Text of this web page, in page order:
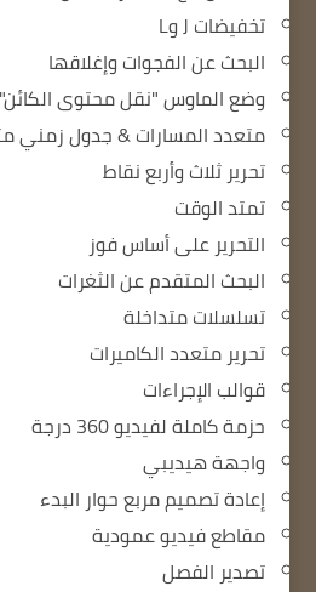
تخفيضات J وL
البحث عن الفجوات وإغلاقها
وضع الماوس "نقل محتوى
متعدد المسارات & جدول زمني
تحرير ثلاث وأربع نقاط
تمتد الوقت
التحرير على أساس فوز
البحث المتقدم عن الثغرات
تسلسلات متداخلة
تحرير متعدد الكاميرات
قوالب الإجراءات
حزمة كاملة لفيديو 360 درجة
واجهة هيديبي
إعادة تصميم مربع حوار البدء
مقاطع فيديو عمودية
تصدير الفصل